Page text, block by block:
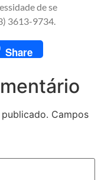
de se
3613-9734.
Share
Campos